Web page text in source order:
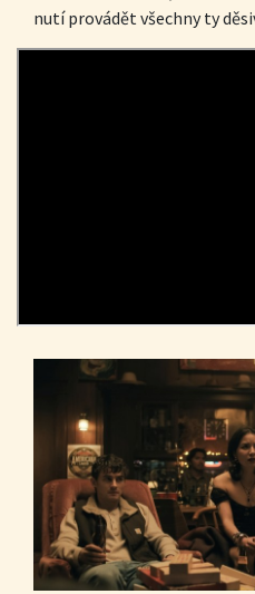
nutí provádět všechny ty